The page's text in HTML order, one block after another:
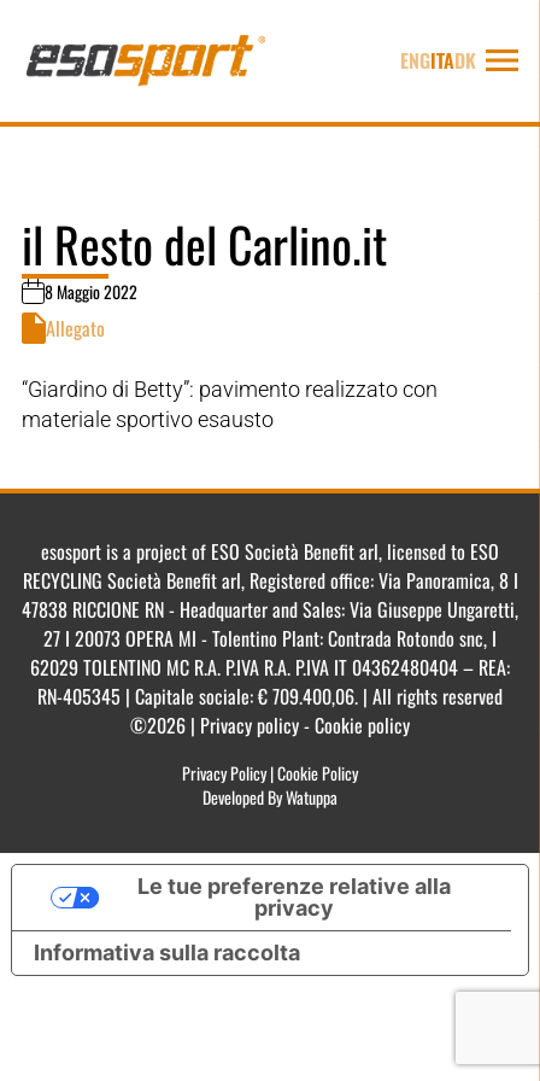
ENGITADK
il Resto del Carlino.it
8 Maggio 2022
Allegato
“Giardino di Betty”: pavimento realizzato con
materiale sportivo esausto
esosport is a project of ESO Società Benefit arl, licensed to ESO
RECYCLING Società Benefit arl, Registered office: Via Panoramica, 8 I
47838 RICCIONE RN - Headquarter and Sales: Via Giuseppe Ungaretti,
27 I 20073 OPERA MI - Tolentino Plant: Contrada Rotondo snc, I
62029 TOLENTINO MC R.A. P.IVA R.A. P.IVA IT 04362480404 – REA:
RN-405345 | Capitale sociale: € 709.400,06. | All rights reserved
©2026 | Privacy policy - Cookie policy
Privacy Policy|Cookie Policy
Developed By Watuppa
Informativa sulla raccolta
Le tue preferenze relative alla
privacy